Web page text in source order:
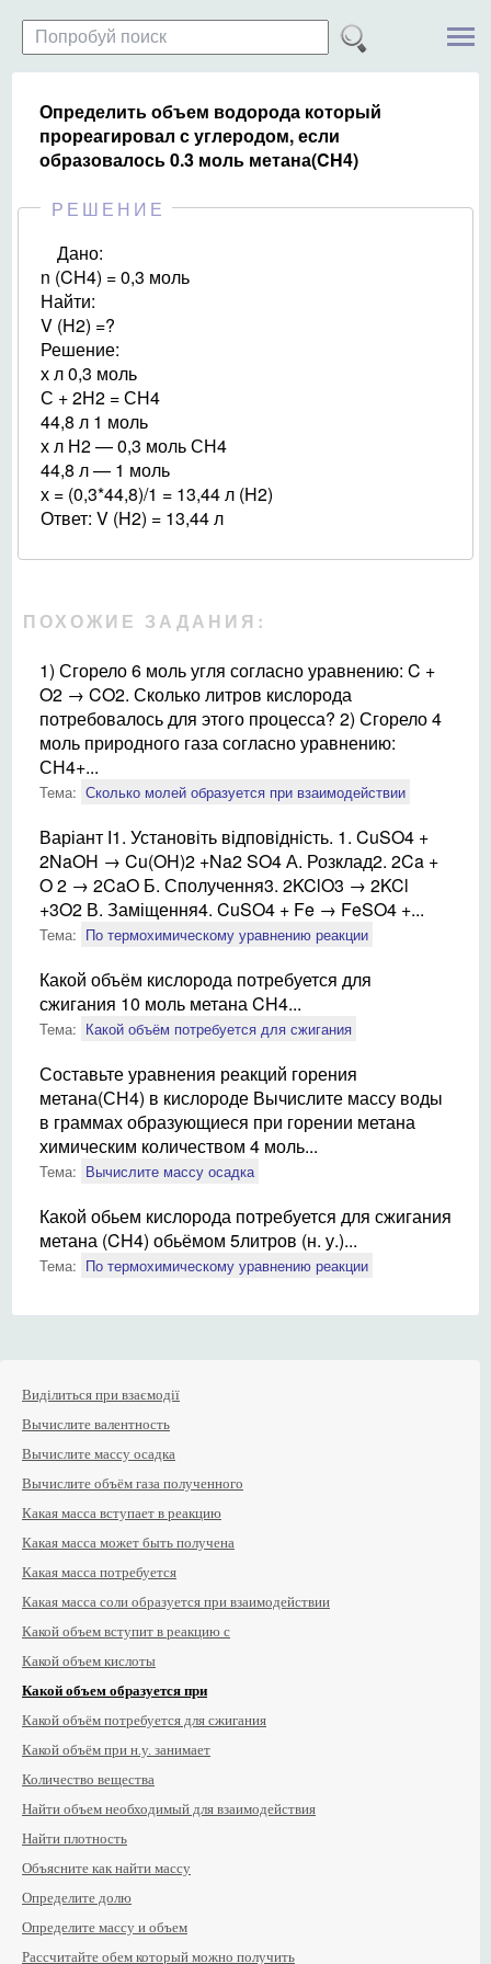
Определить объем водорода который
прореагировал с углеродом, если
образовалось 0.3 моль метана(CH4)
РЕШЕНИЕ
Дано:
n (CH4) = 0,3 моль
Найти:
V (H2) =?
Решение:
х л 0,3 моль
С + 2Н2 = СН4
44,8 л 1 моль
х л Н2 — 0,3 моль СН4
44,8 л — 1 моль
х = (0,3*44,8)/1 = 13,44 л (H2)
Ответ: V (H2) = 13,44 л
ПОХОЖИЕ ЗАДАНИЯ:
1) Сгорело 6 моль угля согласно уравнению: C +
O2 → CO2. Сколько литров кислорода
потребовалось для этого процесса? 2) Сгорело 4
моль природного газа согласно уравнению:
СН4+...
Тема: Сколько молей образуется при взаимодействии
Варіант І1. Установіть відповідність. 1. CuSO4 +
2NaOH → Cu(OH)2 +Na2 SO4 А. Розклад2. 2Ca +
O 2 → 2CaO Б. Сполучення3. 2KClO3 → 2KCl
+3O2 В. Заміщення4. CuSO4 + Fe → FeSO4 +...
Тема: По термохимическому уравнению реакции
Какой объём кислорода потребуется для
сжигания 10 моль метана CH4...
Тема: Какой объём потребуется для сжигания
Составьте уравнения реакций горения
метана(СН4) в кислороде Вычислите массу воды
в граммах образующиеся при горении метана
химическим количеством 4 моль...
Тема: Вычислите массу осадка
Какой обьем кислорода потребуется для сжигания
метана (CH4) обьёмом 5литров (н. у.)...
Тема: По термохимическому уравнению реакции
Виділиться при взаємодії
Вычислите валентность
Вычислите массу осадка
Вычислите объём газа полученного
Какая масса вступает в реакцию
Какая масса может быть получена
Какая масса потребуется
Какая масса соли образуется при взаимодействии
Какой объем вступит в реакцию с
Какой объем кислоты
Какой объем образуется при
Какой объём потребуется для сжигания
Какой объём при н.у. занимает
Количество вещества
Найти объем необходимый для взаимодействия
Найти плотность
Объясните как найти массу
Определите долю
Определите массу и объем
Рассчитайте обем который можно получить